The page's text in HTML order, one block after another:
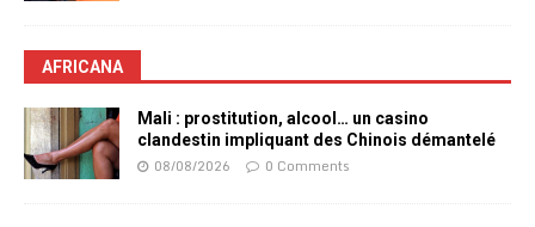
AFRICANA
Mali : prostitution, alcool… un casino
clandestin impliquant des Chinois démantelé
08/08/2026 0 Comments